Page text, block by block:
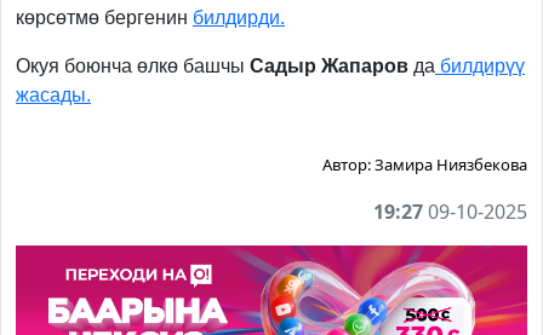
көрсөтмө бергенин билдирди.
Окуя боюнча өлкө башчы Садыр Жапаров да билдирүү
жасады.
Автор:Замира Ниязбекова
19:2709-10-2025